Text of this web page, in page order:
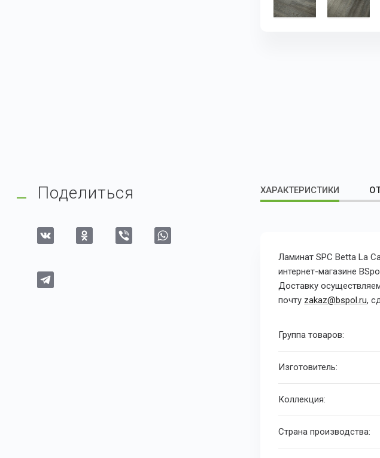
ХАРАКТЕРИСТИКИ
Ламинат SPC Betta La
интернет-магазине
Доставку
почту zakaz@bspol.ru,
Группа товаров:
Изготовитель:
Коллекция:
Страна производства:
Поделиться